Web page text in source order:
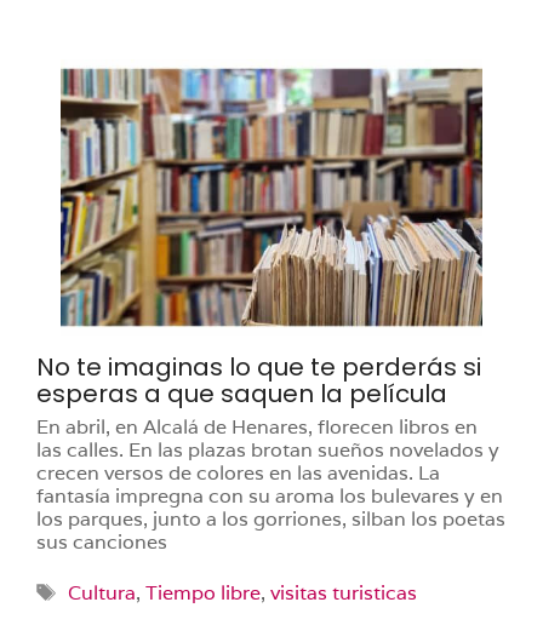
No te imaginas lo que te perderás si
esperas a que saquen la película
En abril, en Alcalá de Henares, florecen libros en
las calles. En las plazas brotan sueños novelados y
crecen versos de colores en las avenidas. La
fantasía impregna con su aroma los bulevares y en
los parques, junto a los gorriones, silban los poetas
sus canciones
Etiquetas
Cultura, Tiempo libre, visitas turisticas